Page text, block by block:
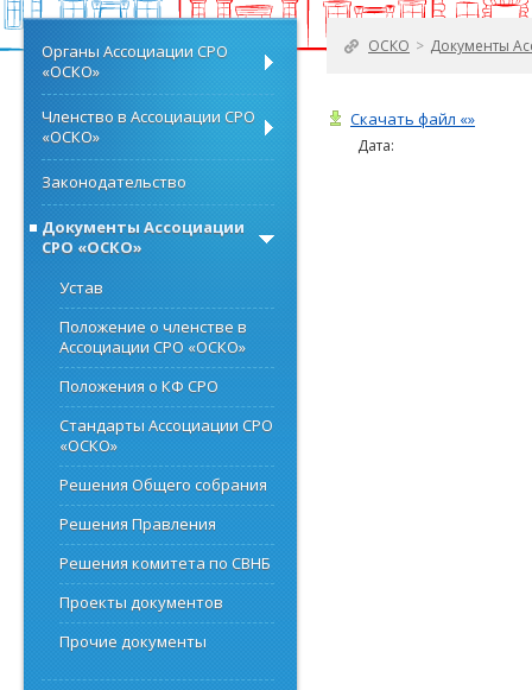
ОСКО > Документы
Скачать файл «»
Дата:
Органы Ассоциации СРО
«ОСКО»
Членство в Ассоциации СРО
«ОСКО»
Законодательство
Документы Ассоциации
СРО «ОСКО»
Устав
Положение о членстве в
Ассоциации СРО «ОСКО»
Положения о КФ СРО
Стандарты Ассоциации СРО
«ОСКО»
Решения Общего собрания
Решения Правления
Решения комитета по СВНБ
Проекты документов
Прочие документы